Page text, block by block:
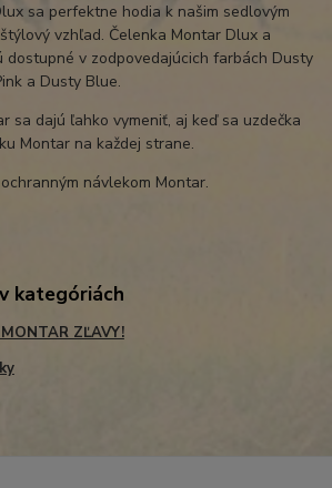
sa perfektne hodia k našim sedlovým
vzhľad. Čelenka Montar Dlux a
dostupné v zodpovedajúcich farbách Dusty
a Dusty Blue.
sa dajú ľahko vymeniť, aj keď sa uzdečka
Montar na každej strane.
návlekom Montar.
kategóriách
ZĽAVY!